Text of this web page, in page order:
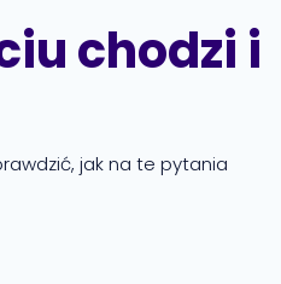
chodzi i
jak na te pytania